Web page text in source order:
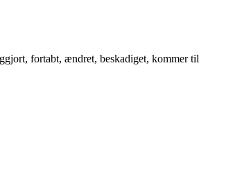
fortabt, ændret, beskadiget, kommer til